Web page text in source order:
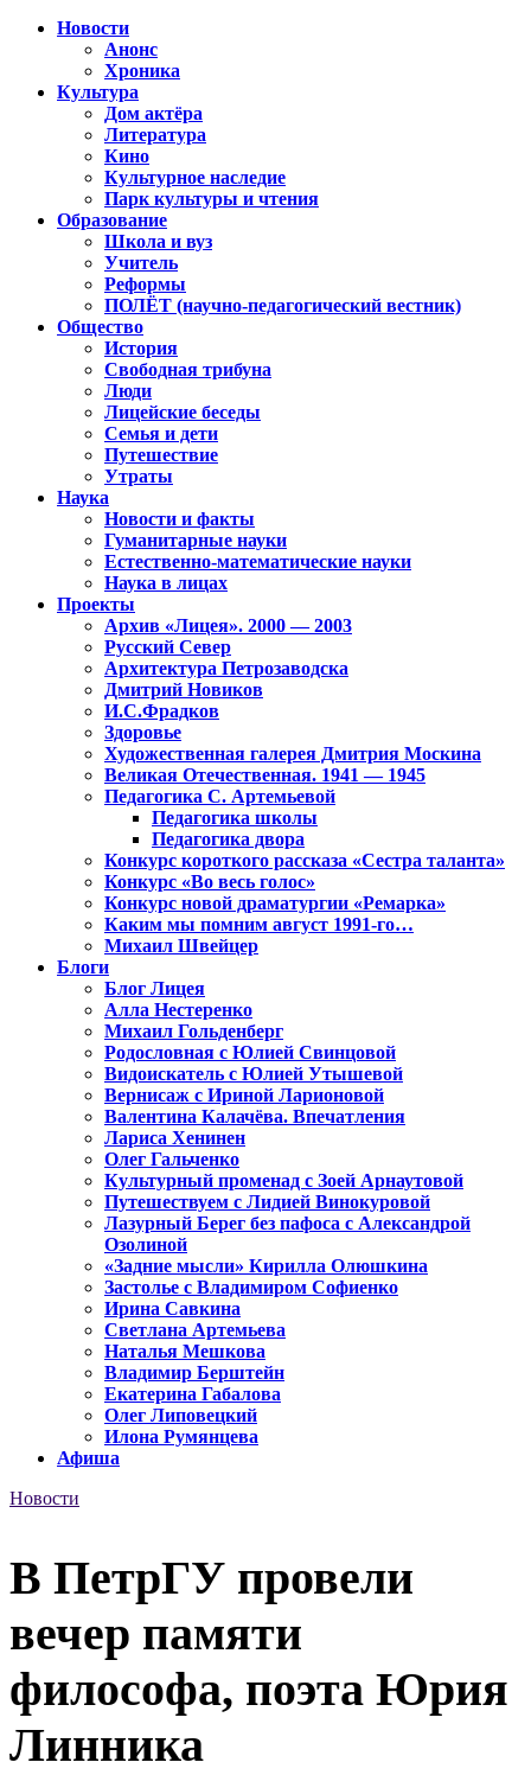
Новости
Анонс
Хроника
Культура
Дом актёра
Литература
Кино
Культурное наследие
Парк культуры и чтения
Образование
Школа и вуз
Учитель
Реформы
ПОЛЁТ (научно-педагогический вестник)
Общество
История
Свободная трибуна
Люди
Лицейские беседы
Семья и дети
Путешествие
Утраты
Наука
Новости и факты
Гуманитарные науки
Естественно-математические науки
Наука в лицах
Проекты
Архив «Лицея». 2000 — 2003
Русский Север
Архитектура Петрозаводска
Дмитрий Новиков
И.С.Фрадков
Здоровье
Художественная галерея Дмитрия Москина
Великая Отечественная. 1941 — 1945
Педагогика С. Артемьевой
Педагогика школы
Педагогика двора
Конкурс короткого рассказа «Сестра таланта»
Конкурс «Во весь голос»
Конкурс новой драматургии «Ремарка»
Каким мы помним август 1991-го…
Михаил Швейцер
Блоги
Блог Лицея
Алла Нестеренко
Михаил Гольденберг
Родословная с Юлией Свинцовой
Видоискатель с Юлией Утышевой
Вернисаж с Ириной Ларионовой
Валентина Калачёва. Впечатления
Лариса Хенинен
Олег Гальченко
Культурный променад с Зоей Арнаутовой
Путешествуем с Лидией Винокуровой
Лазурный Берег без пафоса с Александрой
Озолиной
«Задние мысли» Кирилла Олюшкина
Застолье с Владимиром Софиенко
Ирина Савкина
Светлана Артемьева
Наталья Мешкова
Владимир Берштейн
Екатерина Габалова
Олег Липовецкий
Илона Румянцева
Афиша
Новости
В ПетрГУ провели
вечер памяти
философа, поэта Юрия
Линника